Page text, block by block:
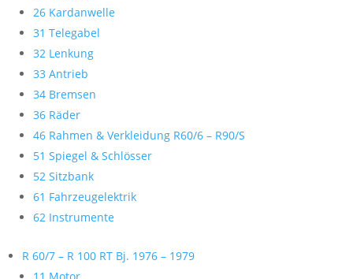
26 Kardanwelle
31 Telegabel
32 Lenkung
33 Antrieb
34 Bremsen
36 Räder
46 Rahmen & Verkleidung R60/6 – R90/S
51 Spiegel & Schlösser
52 Sitzbank
61 Fahrzeugelektrik
62 Instrumente
R 60/7 – R 100 RT Bj. 1976 – 1979